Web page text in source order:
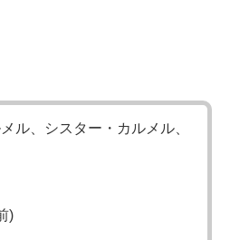
、シスター・カルメル、
)